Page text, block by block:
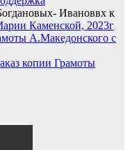
Ивановвх к
Каменской, 2023г
А.Македонского с
копии Грамоты